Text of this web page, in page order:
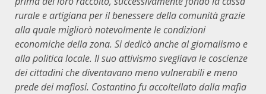
rurale e artigiana per il benessere della comunità grazie
alla quale migliorò notevolmente le condizioni
economiche della zona. Si dedicò anche al giornalismo e
alla politica locale. Il suo attivismo svegliava le coscienze
dei cittadini che diventavano meno vulnerabili e meno
prede dei mafiosi. Costantino fu accoltellato dalla mafia